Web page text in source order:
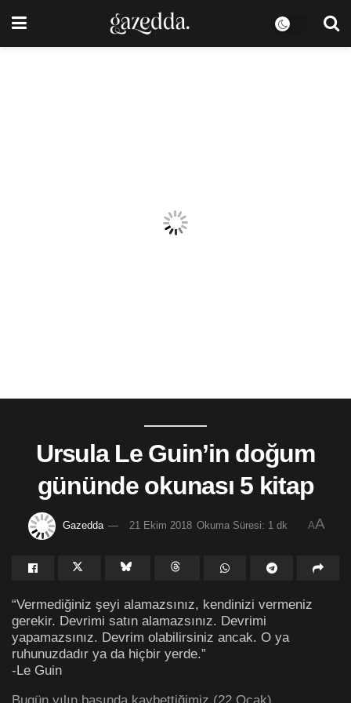
Ursula Le Guin’in doğum
gününde okunası 5 kitap
Gazedda 21 Ekim 2018 Okuma Süresi: 1 dk AA
“Vermediğiniz şeyi alamazsınız, kendinizi vermeniz
gerekir. Devrimi satın alamazsınız. Devrimi
yapamazsınız. Devrim olabilirsiniz ancak. O ya
ruhunuzdadır ya da hiçbir yerde.”
-Le Guin